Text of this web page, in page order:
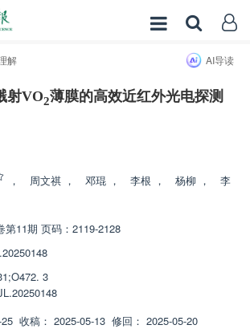
解 AI导读
射VO2薄膜的高效近红外光电探测
， 周文祺 ， 邓琨 ， 李根 ， 杨柳 ，
李
第11期 页码：2119-2128
3
收稿： 2025-05-13 修回： 2025-05-20